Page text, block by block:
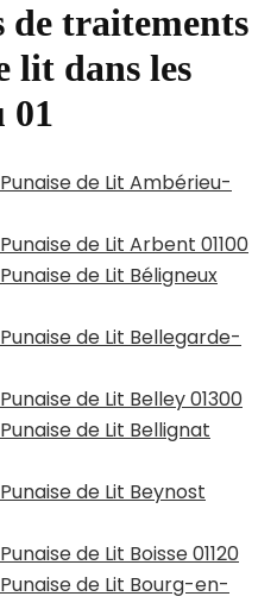
de traitements
lit dans les
01
de Lit Ambérieu-
de Lit Arbent 01100
de Lit Béligneux
de Lit Bellegarde-
de Lit Belley 01300
de Lit Bellignat
de Lit Beynost
de Lit Boisse 01120
de Lit Bourg-en-